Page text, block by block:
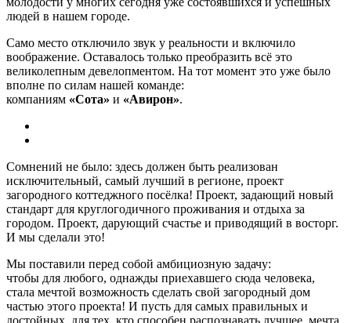
людей в нашем городе.
Само место отключило звук у реальности и включило
воображение. Оставалось только преобразить всё это
великолепным девелопментом. На тот момент это уже было
вполне по силам нашей команде:
компаниям «Сота» и «Авирон».
Сомнений не было: здесь должен быть реализован
исключительный, самый лучший в регионе, проект
загородного коттеджного посёлка! Проект, задающий новый
стандарт для круглогодичного проживания и отдыха за
городом. Проект, дарующий счастье и приводящий в восторг.
И мы сделали это!
Мы поставили перед собой амбициозную задачу:
чтобы для любого, однажды приехавшего сюда человека,
стала мечтой возможность сделать свой загородный дом
частью этого проекта! И пусть для самых правильных и
достойных, для тех, кто способен распознавать лучшее, мечта